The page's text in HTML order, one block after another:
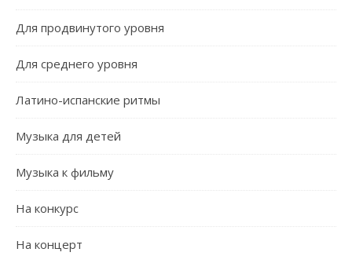
Для продвинутого уровня
Для среднего уровня
Латино-испанские ритмы
Музыка для детей
Музыка к фильму
На конкурс
На концерт